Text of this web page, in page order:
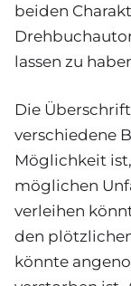
beiden
lassen zu
Die
verschiedene
Möglichkeit
möglichen
verleihen
den
könnte